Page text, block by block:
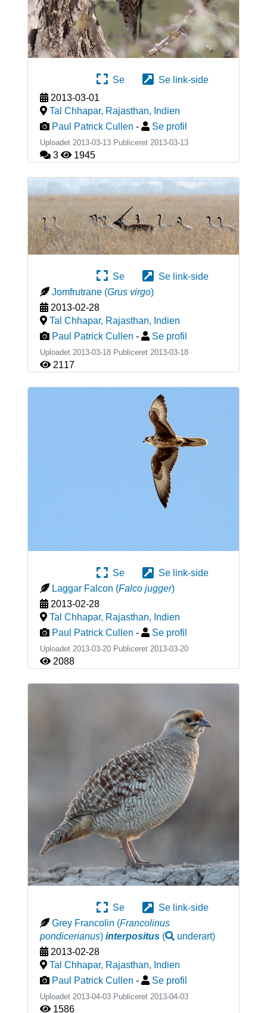
Se
Se link-side
2013-03-01
Tal Chhapar, Rajasthan, Indien
Paul Patrick Cullen - Se profil
Uploadet 2013-03-13 Publiceret 2013-03-13
3 1945
Se
Se link-side
Jomfrutrane (Grus virgo)
2013-02-28
Tal Chhapar, Rajasthan, Indien
Paul Patrick Cullen - Se profil
Uploadet 2013-03-18 Publiceret 2013-03-18
2117
Se
Se link-side
Laggar Falcon (Falco jugger)
2013-02-28
Tal Chhapar, Rajasthan, Indien
Paul Patrick Cullen - Se profil
Uploadet 2013-03-20 Publiceret 2013-03-20
2088
Se
Se link-side
Grey Francolin (Francolinus
pondicerianus) interpositus( underart)
2013-02-28
Tal Chhapar, Rajasthan, Indien
Paul Patrick Cullen - Se profil
Uploadet 2013-04-03 Publiceret 2013-04-03
1586